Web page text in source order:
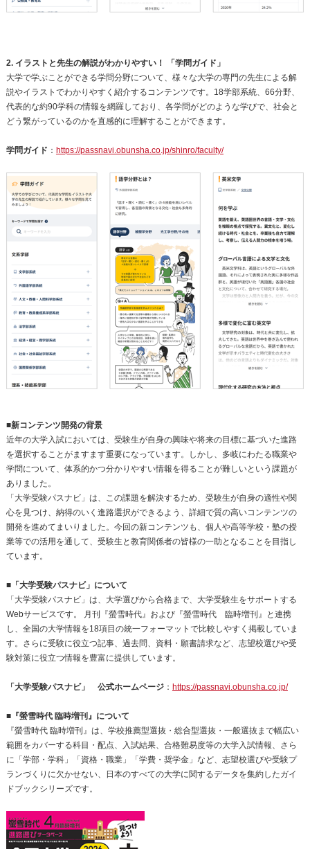
2. イラストと先生の解説がわかりやすい！ 「学問ガイド」
大学で学ぶことができる学問分野について、様々な大学の専門の先生による解
説やイラストでわかりやすく紹介するコンテンツです。18学部系統、66分野、
代表的な約90学科の情報を網羅しており、各学問がどのような学びで、社会と
どう繋がっているのかを直感的に理解することができます。
学問ガイド ： https://passnavi.obunsha.co.jp/shinro/faculty/
■新コンテンツ開発の背景
近年の大学入試においては、受験生が自身の興味や将来の目標に基づいた進路
を選択することがますます重要になっています。しかし、多岐にわたる職業や
学問について、体系的かつ分かりやすい情報を得ることが難しいという課題が
ありました。
「大学受験パスナビ」は、この課題を解決するため、受験生が自身の適性や関
心を見つけ、納得のいく進路選択ができるよう、詳細で質の高いコンテンツの
開発を進めてまいりました。今回の新コンテンツも、個人や高等学校・塾の授
業等での活用を通して、受験生と教育関係者の皆様の一助となることを目指し
ています。
■「大学受験パスナビ」について
「大学受験パスナビ」は、大学選びから合格まで、大学受験生をサポートする
Webサービスです。 月刊『螢雪時代』および『螢雪時代 臨時増刊』と連携
し、全国の大学情報を18項目の統一フォーマットで比較しやすく掲載していま
す。さらに受験に役立つ記事、過去問、資料・願書請求など、志望校選びや受
験対策に役立つ情報を豊富に提供しています。
「大学受験パスナビ」 公式ホームページ： https://passnavi.obunsha.co.jp/
■『螢雪時代 臨時増刊』について
『螢雪時代 臨時増刊』は、学校推薦型選抜・総合型選抜・一般選抜まで幅広い
範囲をカバーする科目・配点、入試結果、合格難易度等の大学入試情報、さら
に「学部・学科」「資格・職業」「学費・奨学金」など、志望校選びや受験プ
ランづくりに欠かせない、日本のすべての大学に関するデータを集約したガイ
ドブックシリーズです。